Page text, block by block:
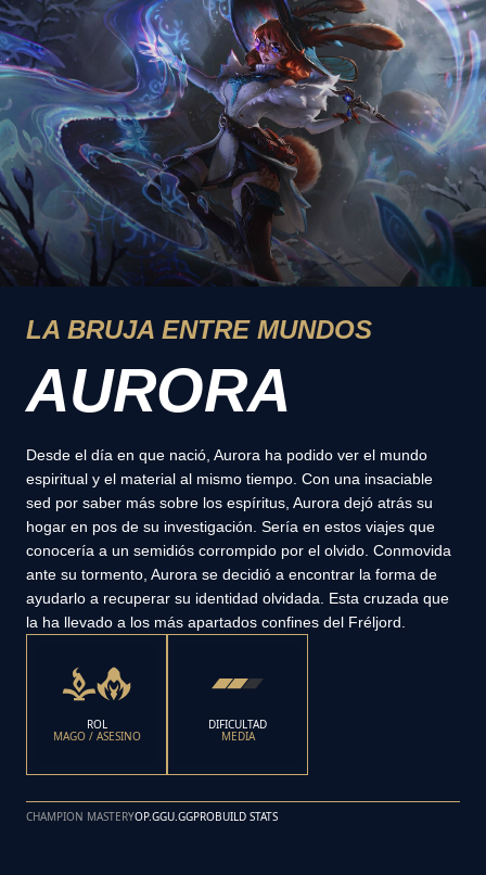
LA BRUJA ENTRE MUNDOS
AURORA
Desde el día en que nació, Aurora ha podido ver el mundo
espiritual y el material al mismo tiempo. Con una insaciable
sed por saber más sobre los espíritus, Aurora dejó atrás su
hogar en pos de su investigación. Sería en estos viajes que
conocería a un semidiós corrompido por el olvido. Conmovida
ante su tormento, Aurora se decidió a encontrar la forma de
ayudarlo a recuperar su identidad olvidada. Esta cruzada que
la ha llevado a los más apartados confines del Fréljord.
ROL
MAGO / ASESINO
DIFICULTAD
MEDIA
CHAMPION MASTERYOP.GGU.GGPROBUILD STATS